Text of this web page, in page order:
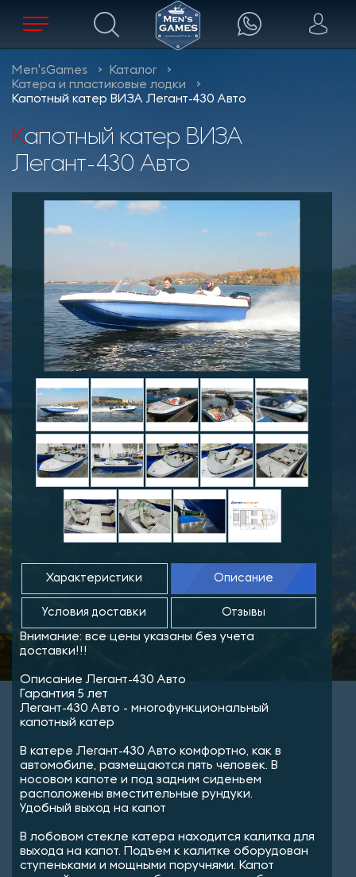
Men'sGames
Каталог
Катера и пластиковые лодки
Капотный катер ВИЗА Легант-430 Авто
Капотный катер ВИЗА
Легант-430 Авто
Характеристики Описание
Условия доставки Отзывы
Внимание: все цены указаны без учета
доставки!!!
Описание Легант-430 Авто
Гарантия 5 лет
Легант-430 Авто - многофункциональный
капотный катер
В катере Легант-430 Авто комфортно, как в
автомобиле, размещаются пять человек. В
носовом капоте и под задним сиденьем
расположены вместительные рундуки.
Удобный выход на капот
В лобовом стекле катера находится калитка для
выхода на капот. Подъем к калитке оборудован
ступеньками и мощными поручнями. Капот